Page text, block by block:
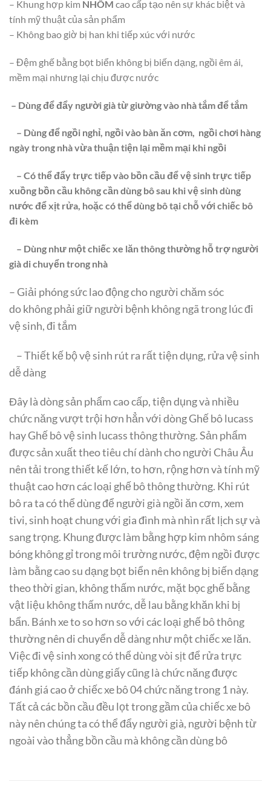
– Khung hợp kim NHÔM cao cấp tạo nên sự khác biệt và
tính mỹ thuật của sản phẩm
– Không bao giờ bị han khi tiếp xúc với nước
– Đệm ghế bằng bọt biển không bị biến dạng, ngồi êm ái,
mềm mại nhưng lại chịu được nước
– Dùng để đẩy người già từ giường vào nhà tắm để tắm
– Dùng để ngồi nghỉ, ngồi vào bàn ăn cơm, ngồi chơi hàng
ngày trong nhà vừa thuận tiện lại mềm mại khi ngồi
– Có thể đẩy trực tiếp vào bồn cầu để vệ sinh trực tiếp
xuồng bồn cầu không cần dùng bô sau khi vệ sinh dùng
nước để xịt rửa, hoặc có thể dùng bô tại chỗ với chiếc bô
đi kèm
– Dùng như một chiếc xe lăn thông thường hỗ trợ người
già di chuyển trong nhà
– Giải phóng sức lao động cho người chăm sóc
do không phải giữ người bệnh không ngã trong lúc đi
vệ sinh, đi tắm
– Thiết kế bộ vệ sinh rút ra rất tiện dụng, rửa vệ sinh
dễ dàng
Đây là dòng sản phẩm cao cấp, tiện dụng và nhiều
chức năng vượt trội hơn hẳn với dòng Ghế bô lucass
hay Ghế bô vệ sinh lucass thông thường. Sản phẩm
được sản xuất theo tiêu chí dành cho người Châu Âu
nên tải trong thiết kế lớn, to hơn, rộng hơn và tính mỹ
thuật cao hơn các loại ghế bô thông thường. Khi rút
bô ra ta có thể dùng để người già ngồi ăn cơm, xem
tivi, sinh hoạt chung với gia đình mà nhìn rất lịch sự và
sang trọng. Khung được làm bằng hợp kim nhôm sáng
bóng không gỉ trong môi trường nước, đệm ngồi được
làm bằng cao su dạng bọt biển nên không bị biến dạng
theo thời gian, không thấm nước, mặt bọc ghế bằng
vật liệu không thấm nước, dễ lau bằng khăn khi bị
bẩn. Bánh xe to so hơn so với các loại ghế bô thông
thường nên di chuyển dễ dàng như một chiếc xe lăn.
Việc đi vệ sinh xong có thể dùng vòi sịt để rửa trực
tiếp không cần dùng giấy cũng là chức năng được
đánh giá cao ở chiếc xe bô 04 chức năng trong 1 này.
Tất cả các bồn cầu đều lọt trong gầm của chiếc xe bô
này nên chúng ta có thể đẩy người già, người bệnh từ
ngoài vào thẳng bồn cầu mà không cần dùng bô